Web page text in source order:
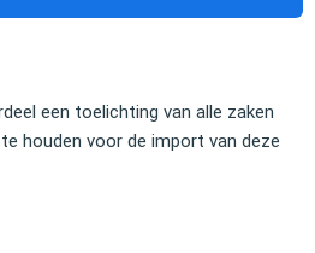
een toelichting van alle zaken
houden voor de import van deze